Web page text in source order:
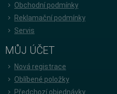
Obchodní podmínky
Reklamační podmínky
Servis
MŮJ ÚČET
Nová registrace
Oblíbené položky
Předchozí objednávky